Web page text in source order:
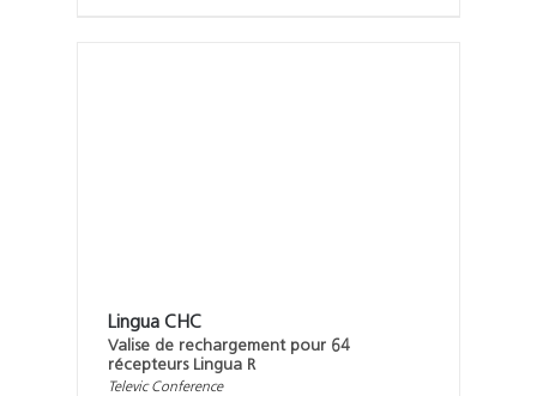
Lingua CHC
Valise de rechargement pour 64
récepteurs Lingua R
Televic Conference